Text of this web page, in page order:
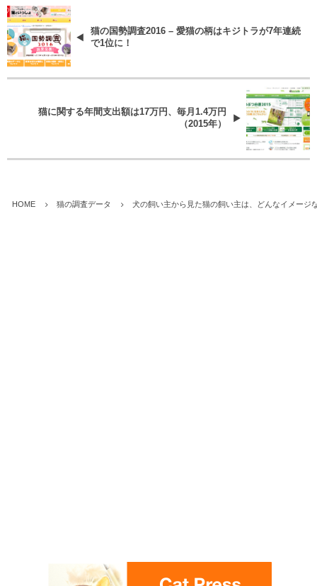
猫の国勢調査2016 – 愛猫の柄はキジトラが7年連続
で1位に！
猫に関する年間支出額は17万円、毎月1.4万円
（2015年）
HOME 猫の調査データ 犬の飼い主から見た猫の飼い主は、どんなイメージ